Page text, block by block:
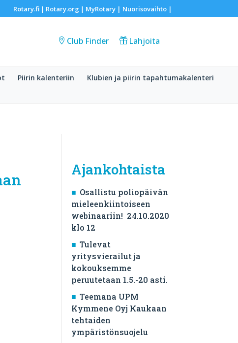
Rotary.fi| Rotary.org | MyRotary | Nuorisovaihto|
Club Finder Lahjoita
Piirin kalenteriin
Klubien ja piirin tapahtumakalenteri
Ajankohtaista
Osallistu poliopäivän
mieleenkiintoiseen
webinaariin! 24.10.2020
klo 12
Tulevat
yritysvierailut ja
kokouksemme
peruutetaan 1.5.-20 asti.
Teemana UPM
Kymmene Oyj Kaukaan
tehtaiden
ympäristönsuojelu